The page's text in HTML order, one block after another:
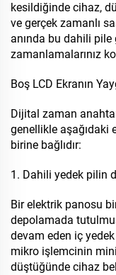
kesildiğinde cihaz,
ve gerçek zamanlı
anında bu dahili
zamanlamalarınız
Boş LCD Ekranın
Dijital zaman
genellikle aşağıdaki
birine bağlıdır:
1. Dahili yedek pilin
Bir elektrik panosu
depolamada
devam eden iç
mikro işlemcinin
düştüğünde cihaz